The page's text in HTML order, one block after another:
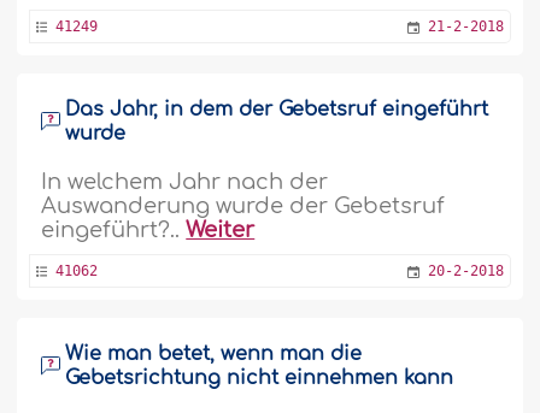
41249 21-2-2018
Das Jahr, in dem der Gebetsruf eingeführt
wurde
In welchem Jahr nach der
Auswanderung wurde der Gebetsruf
eingeführt?..Weiter
41062 20-2-2018
Wie man betet, wenn man die
Gebetsrichtung nicht einnehmen kann